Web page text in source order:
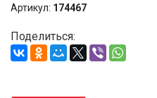
Артикул: 174467
Поделиться: